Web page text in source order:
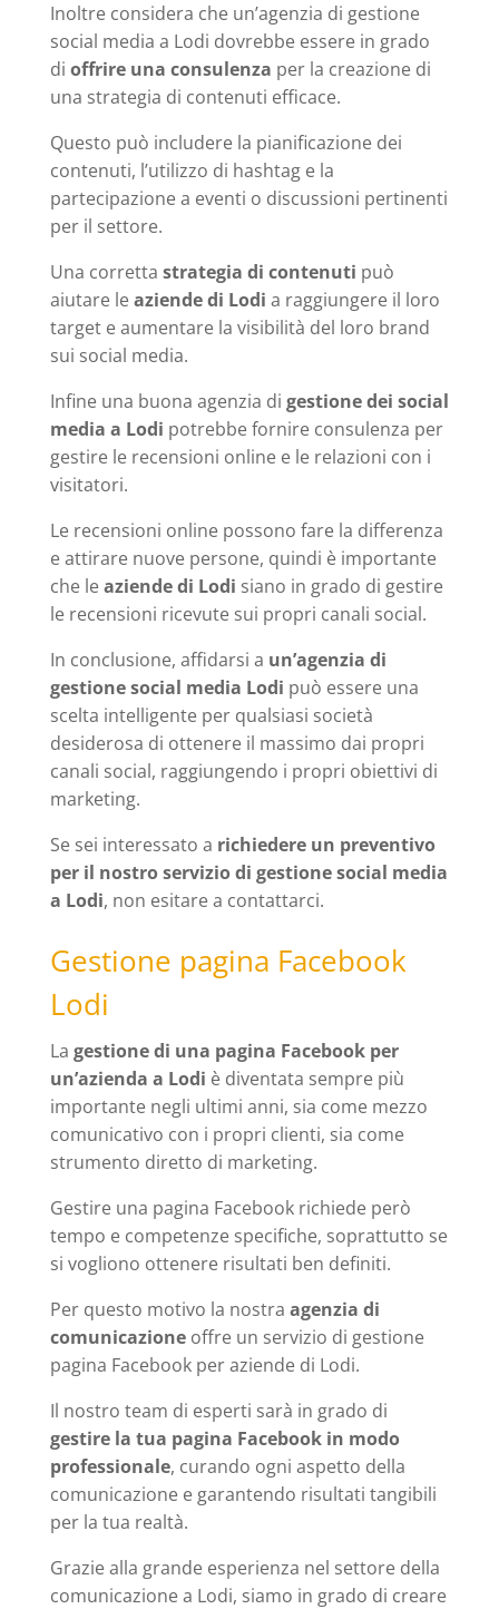
Inoltre considera che un’agenzia di gestione
social media a Lodi dovrebbe essere in grado
di offrire una consulenza per la creazione di
una strategia di contenuti efficace.
Questo può includere la pianificazione dei
contenuti, l’utilizzo di hashtag e la
partecipazione a eventi o discussioni pertinenti
per il settore.
Una corretta strategia di contenuti può
aiutare leaziende di Lodi a raggiungere il loro
target e aumentare la visibilità del loro brand
sui social media.
Infine una buona agenzia di gestione dei social
media a Lodi potrebbe fornire consulenza per
gestire le recensioni online e le relazioni con i
visitatori.
Le recensioni online possono fare la differenza
e attirare nuove persone, quindi è importante
che leaziende di Lodi siano in grado di gestire
le recensioni ricevute sui propri canali social.
In conclusione, affidarsi a un’agenzia di
gestione social media Lodi può essere una
scelta intelligente per qualsiasi società
desiderosa di ottenere il massimo dai propri
canali social, raggiungendo i propri obiettivi di
marketing.
Se sei interessato a richiedere un preventivo
per il nostro servizio di gestione social media
a Lodi, non esitare a contattarci.
Gestione pagina Facebook
Lodi
La gestione di una pagina Facebook per
un’azienda a Lodi è diventata sempre più
importante negli ultimi anni, sia come mezzo
comunicativo con i propri clienti, sia come
strumento diretto di marketing.
Gestire una pagina Facebook richiede però
tempo e competenze specifiche, soprattutto se
si vogliono ottenere risultati ben definiti.
Per questo motivo la nostra agenzia di
comunicazioneoffre un servizio di gestione
pagina Facebook per aziende di Lodi.
Il nostro team di esperti sarà in grado di
gestire la tua pagina Facebook in modo
professionale, curando ogni aspetto della
comunicazione e garantendo risultati tangibili
per la tua realtà.
Grazie alla grande esperienza nel settore della
comunicazione a Lodi, siamo in grado di creare